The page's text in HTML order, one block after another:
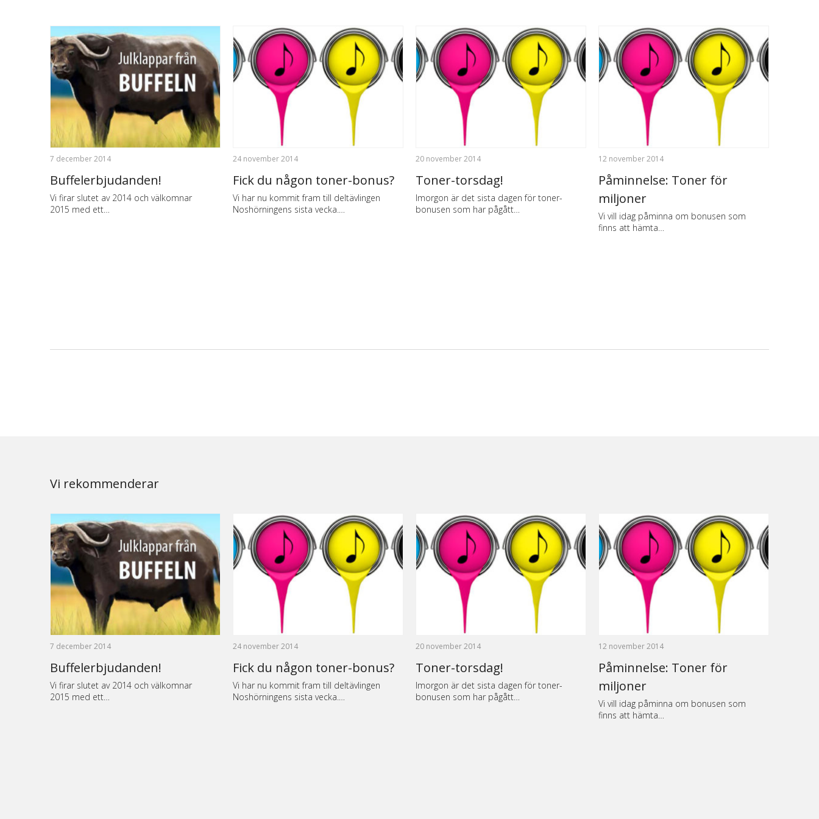
7 december 2014
Buffelerbjudanden!
Vi firar slutet av 2014 och välkomnar
2015 med ett…
24 november 2014
Fick du någon toner-bonus?
Vi har nu kommit fram till deltävlingen
Noshörningens sista vecka.…
20 november 2014
Toner-torsdag!
Imorgon är det sista dagen för toner-
bonusen som har pågått…
12 november 2014
Påminnelse: Toner för
miljoner
Vi vill idag påminna om bonusen som
finns att hämta…
Vi rekommenderar
7 december 2014
Buffelerbjudanden!
Vi firar slutet av 2014 och välkomnar
2015 med ett…
24 november 2014
Fick du någon toner-bonus?
Vi har nu kommit fram till deltävlingen
Noshörningens sista vecka.…
20 november 2014
Toner-torsdag!
Imorgon är det sista dagen för toner-
bonusen som har pågått…
12 november 2014
Påminnelse: Toner för
miljoner
Vi vill idag påminna om bonusen som
finns att hämta…